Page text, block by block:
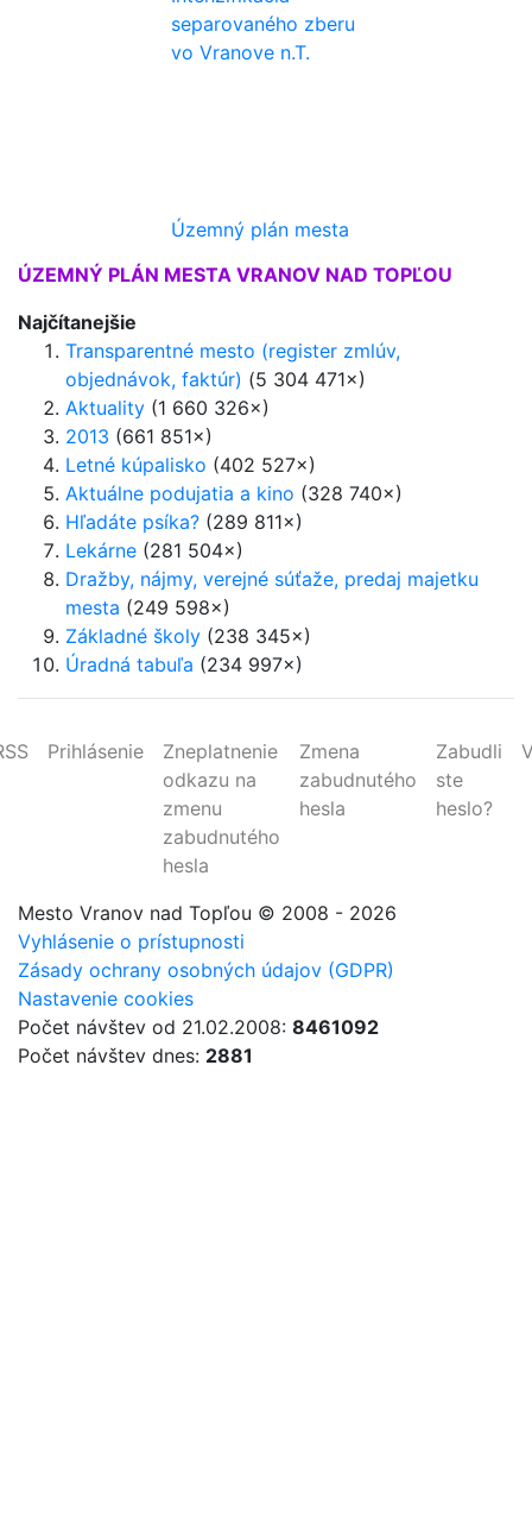
separovaného zberu
vo Vranove n.T.
Územný plán mesta
ÚZEMNÝ PLÁN MESTA VRANOV NAD TOPĽOU
Najčítanejšie
Transparentné mesto (register zmlúv,
objednávok, faktúr) (5 304 471×)
Aktuality (1 660 326×)
2013 (661 851×)
Letné kúpalisko (402 527×)
Aktuálne podujatia a kino (328 740×)
Hľadáte psíka? (289 811×)
Lekárne (281 504×)
Dražby, nájmy, verejné súťaže, predaj majetku
mesta (249 598×)
Základné školy (238 345×)
Úradná tabuľa (234 997×)
Prihlásenie
Zneplatnenie
odkazu na
zmenu
zabudnutého
hesla
Zmena
zabudnutého
hesla
Zabudli
ste
heslo?
Mesto Vranov nad Topľou © 2008 - 2026
Vyhlásenie o prístupnosti
Zásady ochrany osobných údajov (GDPR)
Nastavenie cookies
Počet návštev od 21.02.2008: 8461092
Počet návštev dnes: 2881